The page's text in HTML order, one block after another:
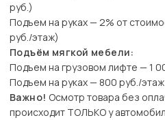
руб.)
Подъем на руках — 2% от
руб./этаж)
Подъём мягкой мебели:
Подъем на грузовом лифте — 1
Подъем на руках — 800 руб./этаж
Важно! Осмотр товара без
происходит ТОЛЬКО у